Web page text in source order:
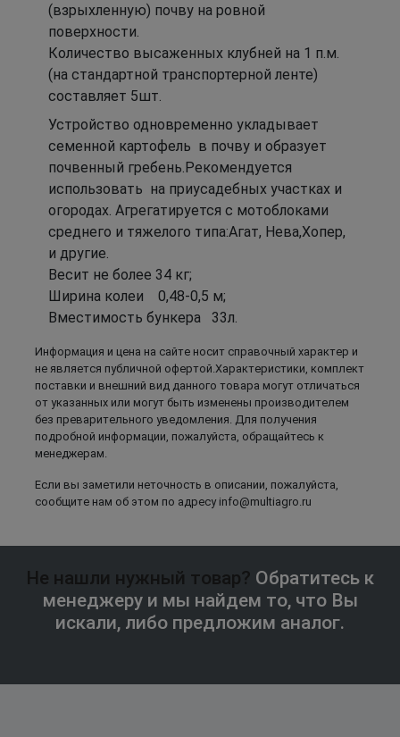
(взрыхленную) почву на ровной
поверхности.
Количество высаженных клубней на 1 п.м.
(на стандартной транспортерной ленте)
составляет 5шт.
Устройство одновременно укладывает
семенной картофель в почву и образует
почвенный гребень.Рекомендуется
использовать на приусадебных участках и
огородах. Агрегатируется с мотоблоками
среднего и тяжелого типа:Агат, Нева,Хопер,
и другие.
Весит не более 34 кг;
Ширина колеи 0,48-0,5 м;
Вместимость бункера 33л.
Информация и цена на сайте носит справочный характер и
не является публичной офертой.Характеристики, комплект
поставки и внешний вид данного товара могут отличаться
от указанных или могут быть изменены производителем
без преварительного уведомления. Для получения
подробной информации, пожалуйста, обращайтесь к
менеджерам.
Если вы заметили неточность в описании, пожалуйста,
сообщите нам об этом по адресу info@multiagro.ru
Не нашли нужный товар? Обратитесь к
менеджеру и мы найдем то, что Вы
искали, либо предложим аналог.